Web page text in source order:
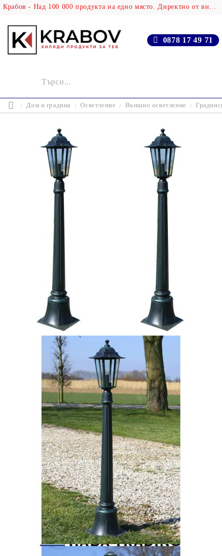
Крабов - Над 100 000 продукта на едно място. Директно от вносителя!
0878 17 49 71
Дом и градина Осветление Външно осветление
Сподели Tweet